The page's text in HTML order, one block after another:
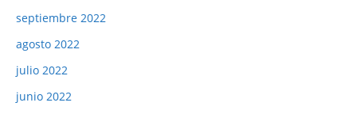
septiembre 2022
agosto 2022
julio 2022
junio 2022